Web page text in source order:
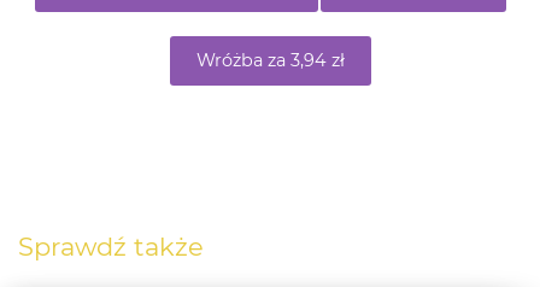
Wróżba za 3,94 zł
Sprawdź także